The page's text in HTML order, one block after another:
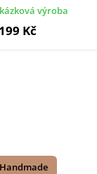
výroba
Kč
Handmade